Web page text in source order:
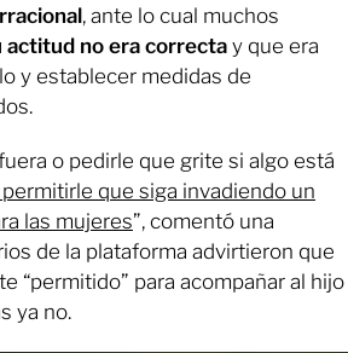
, ante lo cual muchos
actitud no era correcta y que era
y establecer medidas de
o pedirle que grite si algo está
que siga invadiendo un
las mujeres”, comentó una
de la plataforma advirtieron que
“permitido” para acompañar al hijo
ya no.